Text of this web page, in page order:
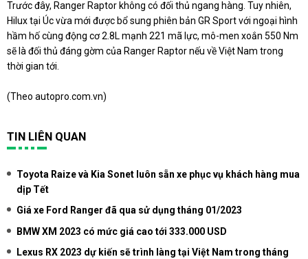
Trước đây, Ranger Raptor không có đối thủ ngang hàng. Tuy nhiên,
Hilux tại Úc vừa mới được bổ sung phiên bản GR Sport với ngoại hình
hầm hố cùng động cơ 2.8L mạnh 221 mã lực, mô-men xoắn 550 Nm
sẽ là đối thủ đáng gờm của Ranger Raptor nếu về Việt Nam trong
thời gian tới.
(Theo autopro.com.vn)
TIN LIÊN QUAN
Toyota Raize và Kia Sonet luôn sẵn xe phục vụ khách hàng mua
dịp Tết
Giá xe Ford Ranger đã qua sử dụng tháng 01/2023
BMW XM 2023 có mức giá cao tới 333.000 USD
Lexus RX 2023 dự kiến sẽ trình làng tại Việt Nam trong tháng